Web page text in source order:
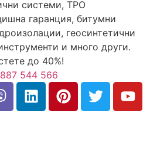
системи, TPO
гаранция, битумни
геосинтетични
и много други.
до 40%!
544 566